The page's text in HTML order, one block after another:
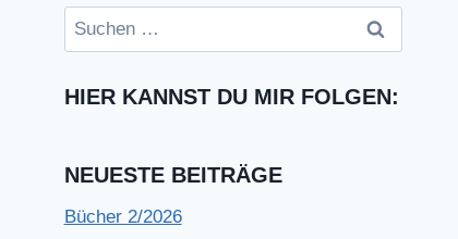
Suchen
nach:
HIER KANNST DU MIR FOLGEN:
NEUESTE BEITRÄGE
Bücher 2/2026